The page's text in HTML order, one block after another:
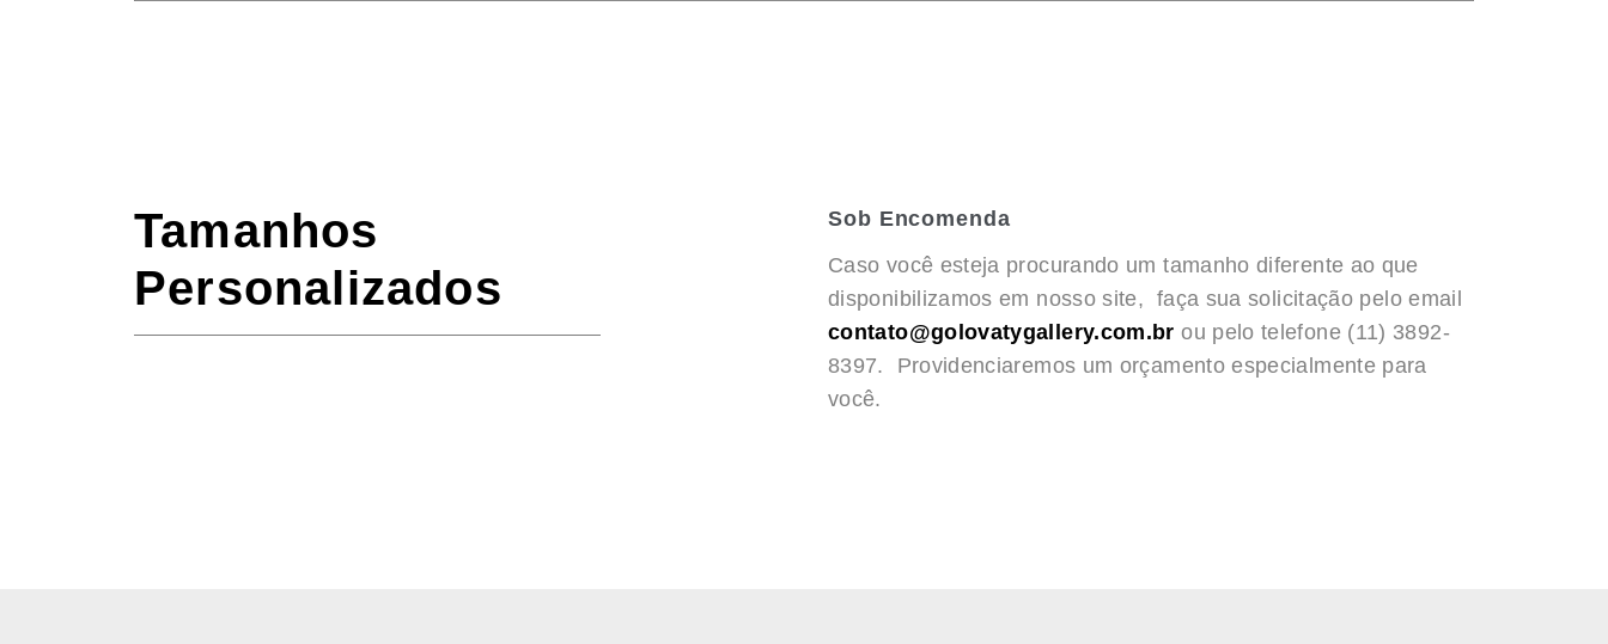
Tamanhos
Personalizados
Sob Encomenda
Caso você esteja procurando um tamanho diferente ao que
disponibilizamos em nosso site, faça sua solicitação pelo email
contato@golovatygallery.com.br ou pelo telefone (11) 3892-
8397. Providenciaremos um orçamento especialmente para
você.